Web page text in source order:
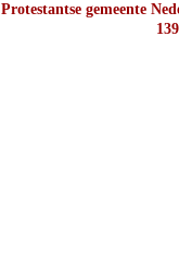
Protestantse gemeente